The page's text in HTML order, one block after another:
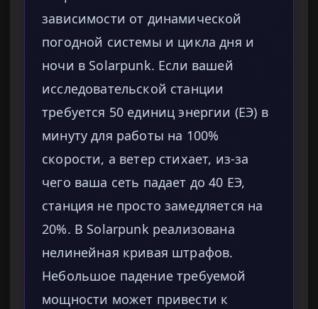
зависимости от динамической
погодной системы и цикла дня и
ночи в Solarpunk. Если вашей
исследовательской станции
требуется 50 единиц энергии (ЕЭ) в
минуту для работы на 100%
скорости, а ветер стихает, из-за
чего ваша сеть падает до 40 ЕЭ,
станция не просто замедляется на
20%. В Solarpunk реализована
нелинейная кривая штрафов.
Небольшое падение требуемой
мощности может привести к